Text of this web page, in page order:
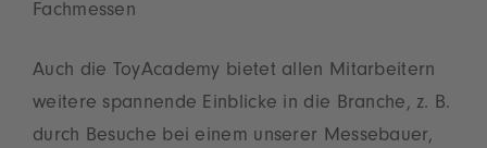
Fachmessen
Auch die ToyAcademy bietet allen Mitarbeitern
weitere spannende Einblicke in die Branche, z. B.
durch Besuche bei einem unserer Messebauer,